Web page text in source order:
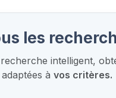
les
intelligent,
à vos critères.